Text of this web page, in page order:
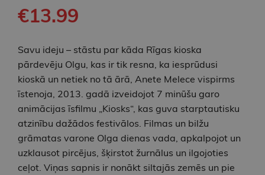
€13.99
Savu ideju – stāstu par kāda Rīgas kioska
pārdevēju Olgu, kas ir tik resna, ka iesprūdusi
kioskā un netiek no tā ārā, Anete Melece vispirms
īstenoja, 2013. gadā izveidojot 7 minūšu garo
animācijas īsfilmu „Kiosks“, kas guva starptautisku
atzinību dažādos festivālos. Filmas un bilžu
grāmatas varone Olga dienas vada, apkalpojot un
uzklausot pircējus, šķirstot žurnālus un ilgojoties
ceļot. Viņas sapnis ir nonākt siltajās zemēs un pie